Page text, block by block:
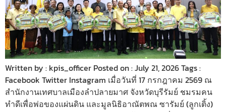
Written by : kpis_officer Posted on : July 21, 2026 Tags :
Facebook Twitter Instagram เมื่อวันที่ 17 กรกฎาคม 2569 ณ
สำนักงานเทศบาลเมืองลำปลายมาศ จังหวัดบุรีรัมย์ ชมรมคน
ทำดีเพื่อพ่อของแผ่นดิน และมูลนิธิอาณัตพณ ซารัมย์ (ลูกเติ้ง)